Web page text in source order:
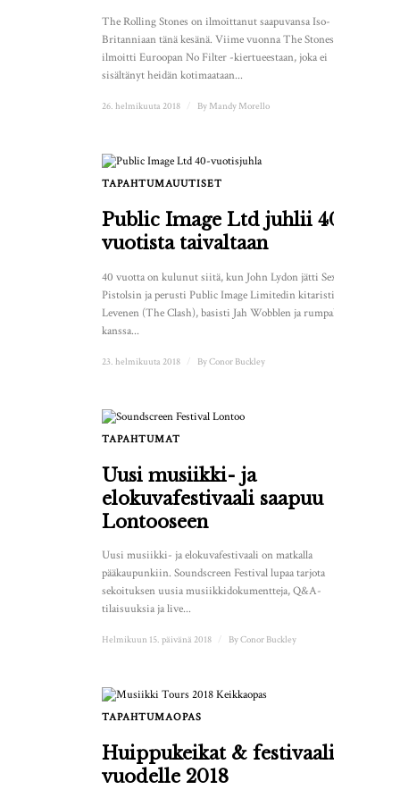
The Rolling Stones on ilmoittanut saapuvansa Iso-
Britanniaan tänä kesänä. Viime vuonna The Stones
ilmoitti Euroopan No Filter -kiertueestaan, joka ei
sisältänyt heidän kotimaataan...
26. helmikuuta 2018 By Mandy Morello
TAPAHTUMAUUTISET
Public Image Ltd juhlii 40-
vuotista taivaltaan
40 vuotta on kulunut siitä, kun John Lydon jätti Sex
Pistolsin ja perusti Public Image Limitedin kitaristi Keith
Levenen (The Clash), basisti Jah Wobblen ja rumpali Jimin
kanssa...
23. helmikuuta 2018 ByConor Buckley
TAPAHTUMAT
Uusi musiikki- ja
elokuvafestivaali saapuu
Lontooseen
Uusi musiikki- ja elokuvafestivaali on matkalla
pääkaupunkiin. Soundscreen Festival lupaa tarjota
sekoituksen uusia musiikkidokumentteja, Q&A-
tilaisuuksia ja live...
Helmikuun 15. päivänä 2018 ByConor Buckley
TAPAHTUMAOPAS
Huippukeikat & festivaalit
vuodelle 2018